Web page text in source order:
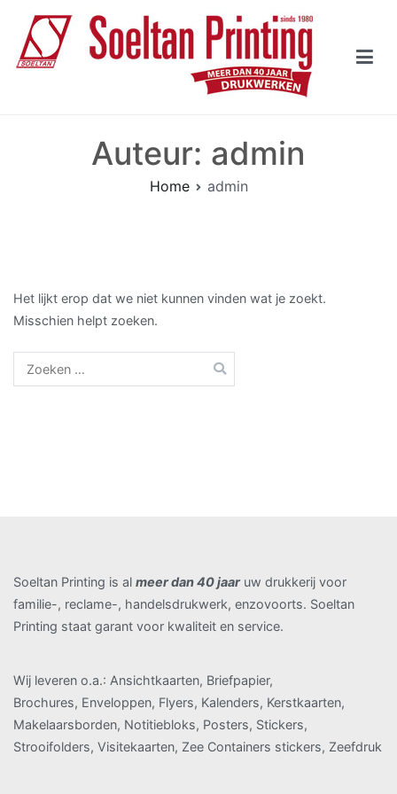
inhoud
Auteur: admin
Home admin
Het lijkt erop dat we niet kunnen vinden wat je zoekt.
Misschien helpt zoeken.
Zoeken
naar:
Soeltan Printing is al meer dan 40 jaaruw drukkerij voor
familie-, reclame-, handelsdrukwerk, enzovoorts. Soeltan
Printing staat garant voor kwaliteit en service.
Wij leveren o.a.: Ansichtkaarten, Briefpapier,
Brochures, Enveloppen, Flyers, Kalenders, Kerstkaarten,
Makelaarsborden, Notitiebloks, Posters, Stickers,
Strooifolders, Visitekaarten, Zee Containers stickers, Zeefdruk